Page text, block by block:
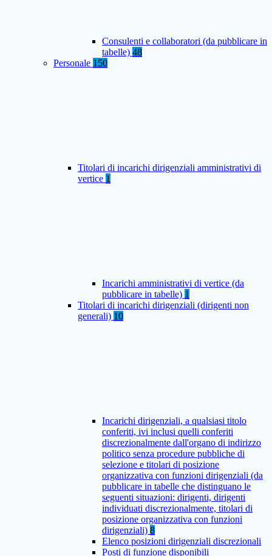
Consulenti e collaboratori (da pubblicare in
tabelle) 48
Personale 150
Titolari di incarichi dirigenziali amministrativi di
vertice 1
Incarichi amministrativi di vertice (da
pubblicare in tabelle) 1
Titolari di incarichi dirigenziali (dirigenti non
generali) 10
Incarichi dirigenziali, a qualsiasi titolo
conferiti, ivi inclusi quelli conferiti
discrezionalmente dall'organo di indirizzo
politico senza procedure pubbliche di
selezione e titolari di posizione
organizzativa con funzioni dirigenziali (da
pubblicare in tabelle che distinguano le
seguenti situazioni: dirigenti, dirigenti
individuati discrezionalmente, titolari di
posizione organizzativa con funzioni
dirigenziali) 8
Elenco posizioni dirigenziali discrezionali
Posti di funzione disponibili